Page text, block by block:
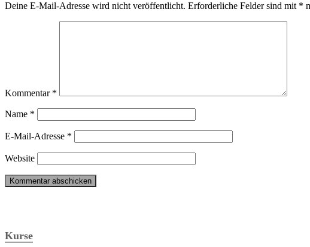
Deine E-Mail-Adresse wird nicht veröffentlicht. Erforderliche Felder sind mit *
Kommentar *
Name *
E-Mail-Adresse *
Website
Kurse